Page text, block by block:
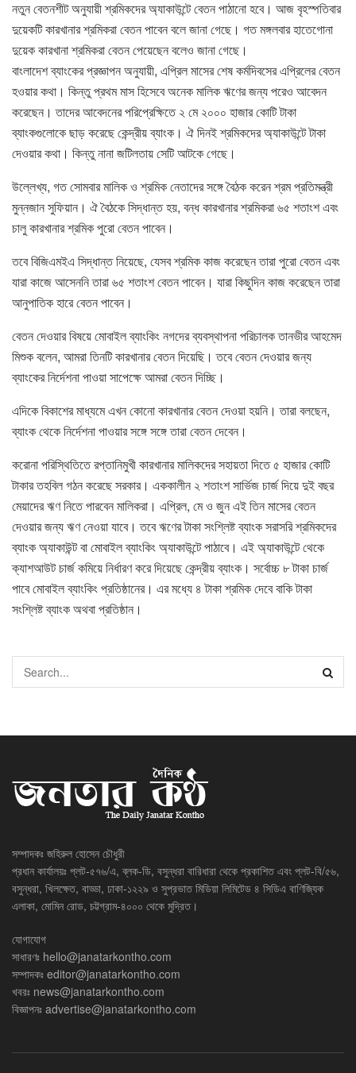
নতুন বেতনশীট অনুযায়ী শ্রমিকদের অ্যাকাউন্টে বেতন পাঠানো হবে। আজ বৃহস্পতিবার
দুয়েকটি কারখানার শ্রমিকরা বেতন পাবেন বলে জানা গেছে। গত মঙ্গলবার হাতেগোনা
দুয়েক কারখানা শ্রমিকরা বেতন পেয়েছেন বলেও জানা গেছে।
বাংলাদেশ ব্যাংকের প্রজ্ঞাপন অনুযায়ী, এপ্রিল মাসের শেষ কর্মদিবসের এপ্রিলের বেতন
হওয়ার কথা। কিন্তু প্রথম মাস হিসেবে অনেক মালিক ঋণের জন্য পরেও আবেদন
করেছেন। তাদের আবেদনের পরিপ্রেক্ষিতে ২ মে ২০০০ হাজার কোটি টাকা
ব্যাংকগুলোকে ছাড় করেছে কেন্দ্রীয় ব্যাংক। ঐ দিনই শ্রমিকদের অ্যাকাউন্টে টাকা
দেওয়ার কথা। কিন্তু নানা জটিলতায় সেটি আটকে গেছে।
উল্লেখ্য, গত সোমবার মালিক ও শ্রমিক নেতাদের সঙ্গে বৈঠক করেন শ্রম প্রতিমন্ত্রী
মুন্নজান সুফিয়ান। ঐ বৈঠকে সিদ্ধান্ত হয়, বন্ধ কারখানার শ্রমিকরা ৬৫ শতাংশ এবং
চালু কারখানার শ্রমিক পুরো বেতন পাবেন।
তবে বিজিএমইএ সিদ্ধান্ত নিয়েছে, যেসব শ্রমিক কাজ করেছেন তারা পুরো বেতন এবং
যারা কাজে আসেননি তারা ৬৫ শতাংশ বেতন পাবেন। যারা কিছুদিন কাজ করেছেন তারা
আনুপাতিক হারে বেতন পাবেন।
বেতন দেওয়ার বিষয়ে মোবাইল ব্যাংকিং নগদের ব্যবস্থাপনা পরিচালক তানভীর আহমেদ
মিশুক বলেন, আমরা তিনটি কারখানার বেতন দিয়েছি। তবে বেতন দেওয়ার জন্য
ব্যাংকের নির্দেশনা পাওয়া সাপেক্ষে আমরা বেতন দিচ্ছি।
এদিকে বিকাশের মাধ্যমে এখন কোনো কারখানার বেতন দেওয়া হয়নি। তারা বলছেন,
ব্যাংক থেকে নির্দেশনা পাওয়ার সঙ্গে সঙ্গে তারা বেতন দেবেন।
করোনা পরিস্থিতিতে রপ্তানিমুখী কারখানার মালিকদের সহায়তা দিতে ৫ হাজার কোটি
টাকার তহবিল গঠন করেছে সরকার। এককালীন ২ শতাংশ সার্ভিজ চার্জ দিয়ে দুই বছর
মেয়াদের ঋণ নিতে পারবেন মালিকরা। এপ্রিল, মে ও জুন এই তিন মাসের বেতন
দেওয়ার জন্য ঋণ নেওয়া যাবে। তবে ঋণের টাকা সংশ্লিষ্ট ব্যাংক সরাসরি শ্রমিকদের
ব্যাংক অ্যাকাউন্ট বা মোবাইল ব্যাংকিং অ্যাকাউন্টে পাঠাবে। এই অ্যাকাউন্টে থেকে
ক্যাশআউট চার্জ কমিয়ে নির্ধারণ করে দিয়েছে কেন্দ্রীয় ব্যাংক। সর্বোচ্চ ৮ টাকা চার্জ
পাবে মোবাইল ব্যাংকিং প্রতিষ্ঠানের। এর মধ্যে ৪ টাকা শ্রমিক দেবে বাকি টাকা
সংশ্লিষ্ট ব্যাংক অথবা প্রতিষ্ঠান।
সম্পাদকঃ জহিরুল হোসেন চৌধুরী
প্রধান কার্যালয়ঃ প্লট-৫৭৬/এ, ব্লক-ডি, বসুন্ধরা বারিধারা থেকে প্রকাশিত এবং প্লট-বি/৫৬,
বসুন্ধরা, খিলক্ষেত, বাড্ডা, ঢাকা-১২২৯ ও সুপ্রভাত মিডিয়া লিমিটেড ৪ সিডিএ বাণিজ্যিক
এলাকা, মোমিন রোড, চট্টগ্রাম-৪০০০ থেকে মুদ্রিত।
যোগাযোগ
সাধারণঃ hello@janatarkontho.com
সম্পাদকঃ editor@janatarkontho.com
খবরঃ news@janatarkontho.com
বিজ্ঞাপনঃ advertise@janatarkontho.com